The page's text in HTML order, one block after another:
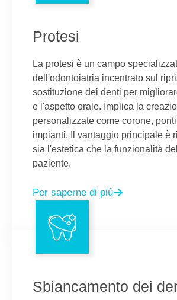
Protesi
La protesi è un campo
dell'odontoiatria incentrato sul
sostituzione dei denti per
e l'aspetto orale. Implica la
personalizzate come corone,
impianti. Il vantaggio principale è
sia l'estetica che la funzionalità
paziente.
Per saperne di più
Sbiancamento dei